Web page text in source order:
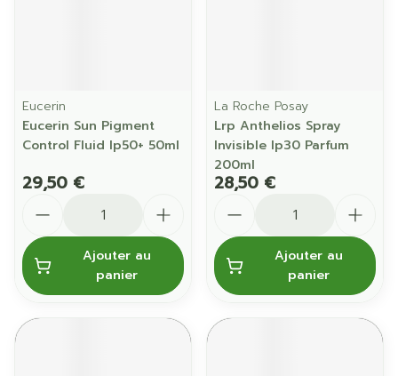
Eucerin
Eucerin Sun Pigment
Control Fluid Ip50+ 50ml
29,50 €
Ajouter au
panier
La Roche Posay
Lrp Anthelios Spray
Invisible Ip30 Parfum
200ml
28,50 €
Ajouter au
panier